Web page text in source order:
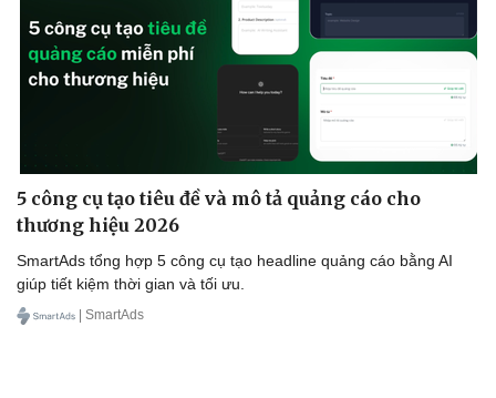
5 công cụ tạo tiêu đề và mô tả quảng cáo cho
thương hiệu 2026
SmartAds tổng hợp 5 công cụ tạo headline quảng cáo bằng AI
giúp tiết kiệm thời gian và tối ưu.
| SmartAds